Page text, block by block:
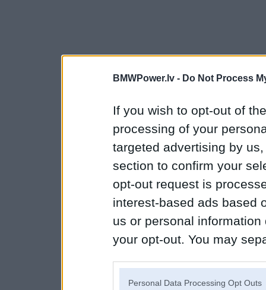
BMWPower.lv - Do Not Process
If you wish to opt-out of
processing of your
targeted advertising by
section to confirm your
opt-out request is
interest-based ads based
us or personal
your opt-out. You may
Personal Data Processing Opt Outs